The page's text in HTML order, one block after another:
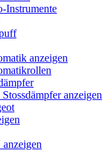
Instrumente
anzeigen
anzeigen